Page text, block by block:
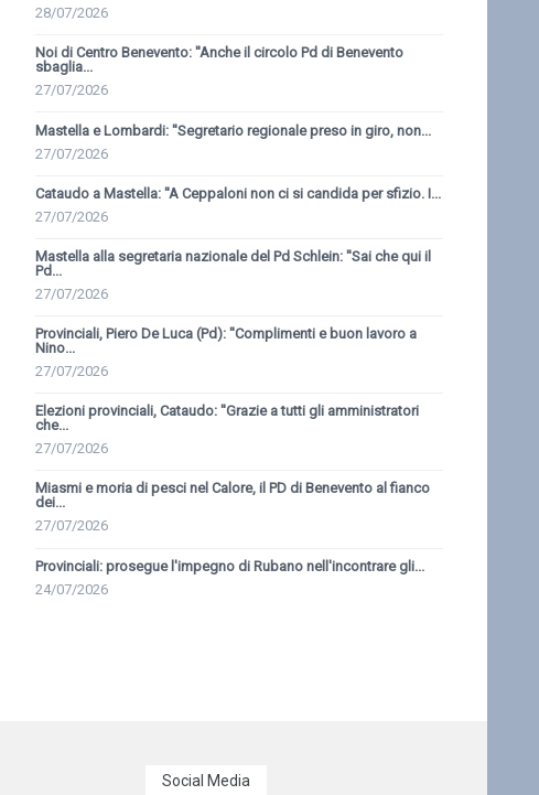
28/07/2026
Noi di Centro Benevento: ''Anche il circolo Pd di Benevento
sbaglia...
27/07/2026
Mastella e Lombardi: ''Segretario regionale preso in giro, non...
27/07/2026
Cataudo a Mastella: ''A Ceppaloni non ci si candida per sfizio. I...
27/07/2026
Mastella alla segretaria nazionale del Pd Schlein: ''Sai che qui il
Pd...
27/07/2026
Provinciali, Piero De Luca (Pd): ''Complimenti e buon lavoro a
Nino...
27/07/2026
Elezioni provinciali, Cataudo: ''Grazie a tutti gli amministratori
che...
27/07/2026
Miasmi e moria di pesci nel Calore, il PD di Benevento al fianco
dei...
27/07/2026
Provinciali: prosegue l'impegno di Rubano nell'incontrare gli...
24/07/2026
Social Media